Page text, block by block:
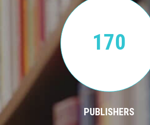
170
PUBLISHERS